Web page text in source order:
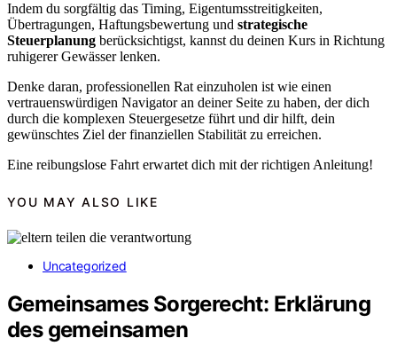
Indem du sorgfältig das Timing, Eigentumsstreitigkeiten,
Übertragungen, Haftungsbewertung und strategische
Steuerplanung berücksichtigst, kannst du deinen Kurs in Richtung
ruhigerer Gewässer lenken.
Denke daran, professionellen Rat einzuholen ist wie einen
vertrauenswürdigen Navigator an deiner Seite zu haben, der dich
durch die komplexen Steuergesetze führt und dir hilft, dein
gewünschtes Ziel der finanziellen Stabilität zu erreichen.
Eine reibungslose Fahrt erwartet dich mit der richtigen Anleitung!
YOU MAY ALSO LIKE
Uncategorized
Gemeinsames Sorgerecht: Erklärung
des gemeinsamen